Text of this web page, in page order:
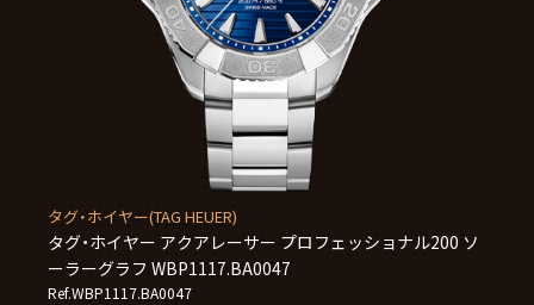
タグ・ホイヤー(TAG HEUER)
タグ・ホイヤー アクアレーサー プロフェッショナル200 ソ
ーラーグラフ WBP1117.BA0047
Ref.WBP1117.BA0047